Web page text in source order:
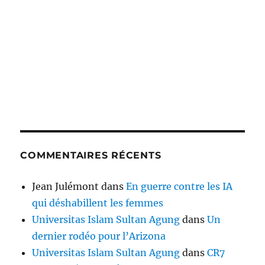
COMMENTAIRES RÉCENTS
Jean Julémont dansEn guerre contre les IA
qui déshabillent les femmes
Universitas Islam Sultan Agung dansUn
dernier rodéo pour l’Arizona
Universitas Islam Sultan Agung dansCR7